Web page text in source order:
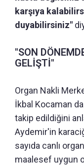
karşıya
duyabilirsiniz"
"SON
GELİŞTİ"
Organ Nakli
İkbal Kocaman
takip edildiğini
Aydemir'in
sayıda canlı
maalesef uygun